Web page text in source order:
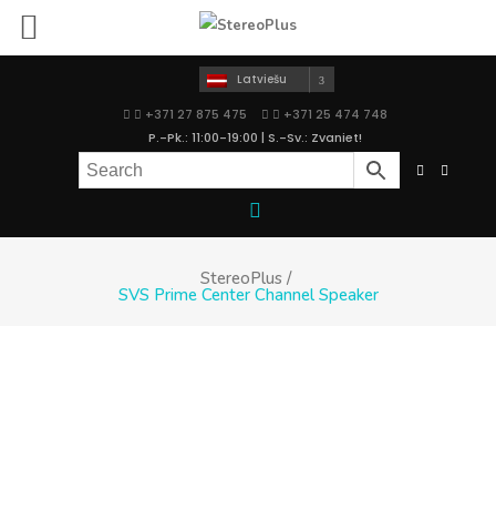
Latviešu
+371 27 875 475
+371 25 474 748
P.-Pk.: 11:00-19:00 | S.-Sv.: Zvaniet!
StereoPlus /
SVS Prime Center Channel Speaker